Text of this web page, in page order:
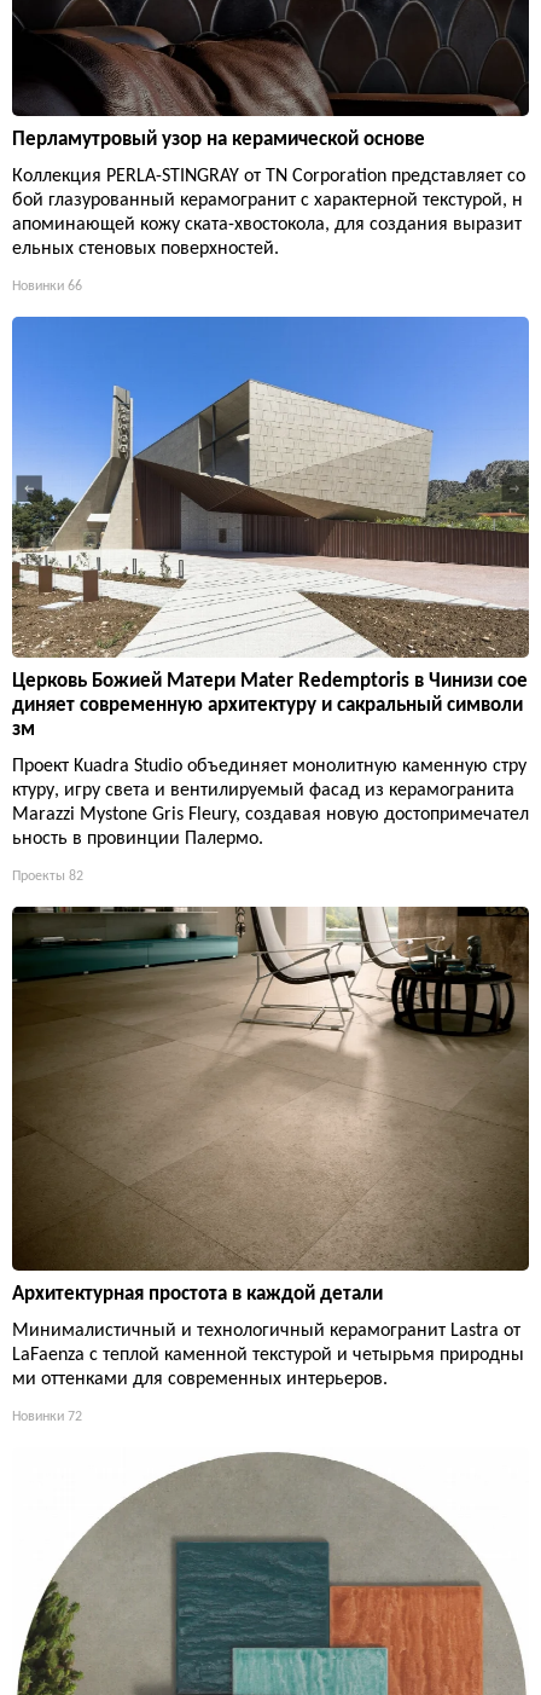
Перламутровый узор на керамической основе
Коллекция PERLA-STINGRAY от TN Corporation представляет со
бой глазурованный керамогранит с характерной текстурой, н
апоминающей кожу ската-хвостокола, для создания выразит
ельных стеновых поверхностей.
Новинки 66
Церковь Божией Матери Mater Redemptoris в Чинизи сое
диняет современную архитектуру и сакральный символи
зм
Проект Kuadra Studio объединяет монолитную каменную стру
ктуру, игру света и вентилируемый фасад из керамогранита
Marazzi Mystone Gris Fleury, создавая новую достопримечател
ьность в провинции Палермо.
Проекты 82
Архитектурная простота в каждой детали
Минималистичный и технологичный керамогранит Lastra от
LaFaenza с теплой каменной текстурой и четырьмя природны
ми оттенками для современных интерьеров.
Новинки 72